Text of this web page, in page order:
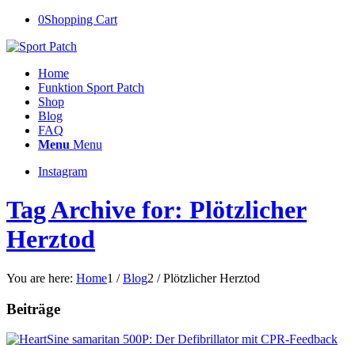
0Shopping Cart
Home
Funktion Sport Patch
Shop
Blog
FAQ
Menu Menu
Instagram
Tag Archive for: Plötzlicher
Herztod
You are here: Home1 / Blog2 / Plötzlicher Herztod
Beiträge